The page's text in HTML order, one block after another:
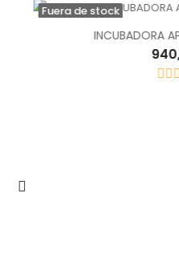
Fuera de stock
INCUBADORA